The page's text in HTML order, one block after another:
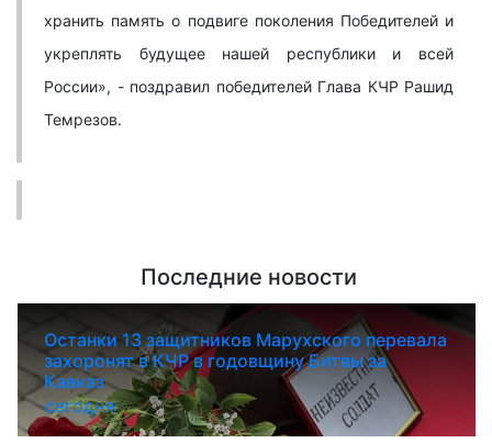
хранить память о подвиге поколения Победителей и
укреплять будущее нашей республики и всей
России», - поздравил победителей Глава КЧР Рашид
Темрезов.
Последние новости
сегодня
Останки 13 защитников Марухского перевала
захоронят в КЧР в годовщину Битвы за
Кавказ